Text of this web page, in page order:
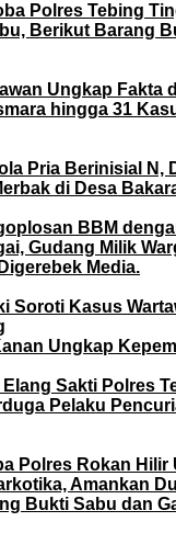
Polres Tebing
Berikut Barang
Ungkap Fakta
hingga 31
Pria Berinisial N,
di Desa
BBM
Gudang Milik
Media.
Soroti Kasus
Ungkap
Sakti Polres
Pelaku
Polres Rokan Hilir
Amankan
Bukti Sabu dan